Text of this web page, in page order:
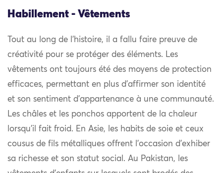
Habillement - Vêtements
Tout au long de l’histoire, il a fallu faire preuve de
créativité pour se protéger des éléments. Les
vêtements ont toujours été des moyens de protection
efficaces, permettant en plus d’affirmer son identité
et son sentiment d’appartenance à une communauté.
Les châles et les ponchos apportent de la chaleur
lorsqu’il fait froid. En Asie, les habits de soie et ceux
cousus de fils métalliques offrent l’occasion d’exhiber
sa richesse et son statut social. Au Pakistan, les